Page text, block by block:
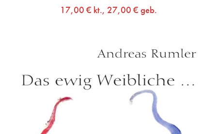
17,00 € kt., 27,00 € geb.